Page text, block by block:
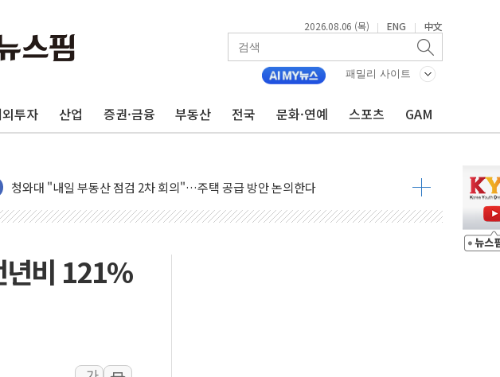
2026.08.06 (목) | ENG | 中文
패밀리 사이트
투자 산업 증권·금융 부동산 전국 문화·연예 스포츠 GAM
李대통령 "청소년 SNS 제한, 형평성·여론 고려해야…충분한 사회적 논의 주문"
초등학교 앞서 '쾅'…대전 중구서 시내버스 등 3중 추돌·1명 부상
"전월세 대책 없고 집값만 오른다"…서울시 부동산 토론회서 쏟아진 우려
배틀그라운드 모바일 월드컵 파리서 개막
케이피에프, 2분기 매출액 2136억원
국민통합위 "청년엔 기회를, 중고령층엔 안정을"…세대상생 일자리 특위 출범
HD건설기계, 재생에너지 사용률 40%로 높인다…2040 RE100 속도
아파트에 코브라가…검찰, 멸종위기종 밀수 조직 적발
년비 121%